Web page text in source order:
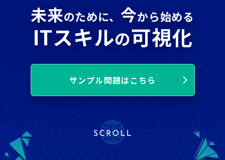
人財評価
人財育成
配置転換
ITエンジニア研修
未来のために、 今から始める
ITスキルの可視化
サンプル問題はこちら